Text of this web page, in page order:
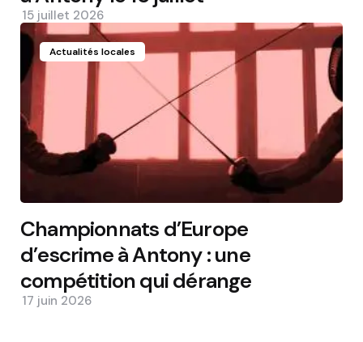
15 juillet 2026
Actualités locales
Championnats d’Europe
d’escrime à Antony : une
compétition qui dérange
17 juin 2026